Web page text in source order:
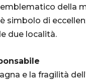
della
simbolo di
due località.
e la fragilità